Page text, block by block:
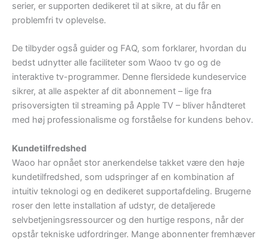
serier, er supporten dedikeret til at sikre, at du får en
problemfri tv oplevelse.
De tilbyder også guider og FAQ, som forklarer, hvordan du
bedst udnytter alle faciliteter som Waoo tv go og de
interaktive tv-programmer. Denne flersidede kundeservice
sikrer, at alle aspekter af dit abonnement – lige fra
prisoversigten til streaming på Apple TV – bliver håndteret
med høj professionalisme og forståelse for kundens behov.
Kundetilfredshed
Waoo har opnået stor anerkendelse takket være den høje
kundetilfredshed, som udspringer af en kombination af
intuitiv teknologi og en dedikeret supportafdeling. Brugerne
roser den lette installation af udstyr, de detaljerede
selvbetjeningsressourcer og den hurtige respons, når der
opstår tekniske udfordringer. Mange abonnenter fremhæver